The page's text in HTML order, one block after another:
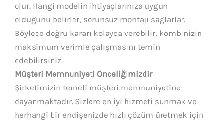
olur. Hangi modelin ihtiyaçlarınıza uygun
olduğunu belirler, sorunsuz montajı sağlarlar.
Böylece doğru kararı kolayca verebilir, kombinizin
maksimum verimle çalışmasını temin
edebilirsiniz.
Müşteri Memnuniyeti Önceliğimizdir
Şirketimizin temeli müşteri memnuniyetine
dayanmaktadır. Sizlere en iyi hizmeti sunmak ve
herhangi bir endişenizde hızlı çözüm üretmek için